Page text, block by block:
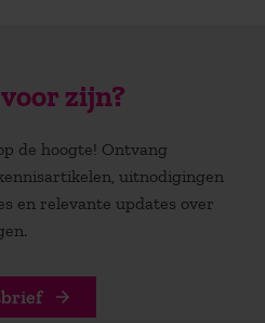
zijn?
de hoogte! Ontvang
uitnodigingen
en relevante updates over